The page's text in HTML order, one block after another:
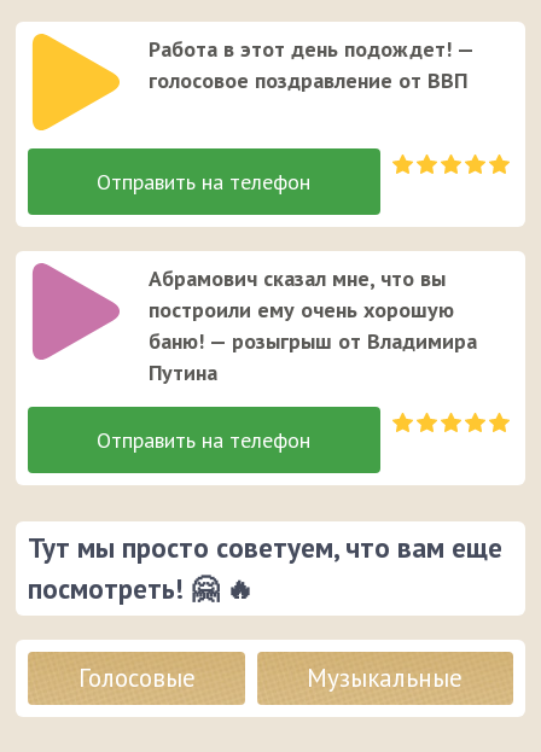
Работа в этот день подождет! —
голосовое поздравление от ВВП
Абрамович сказал мне, что вы
построили ему очень хорошую
баню! — розыгрыш от Владимира
Путина
Тут мы просто советуем, что вам еще
посмотреть! 🤗 🔥
Голосовые Музыкальные